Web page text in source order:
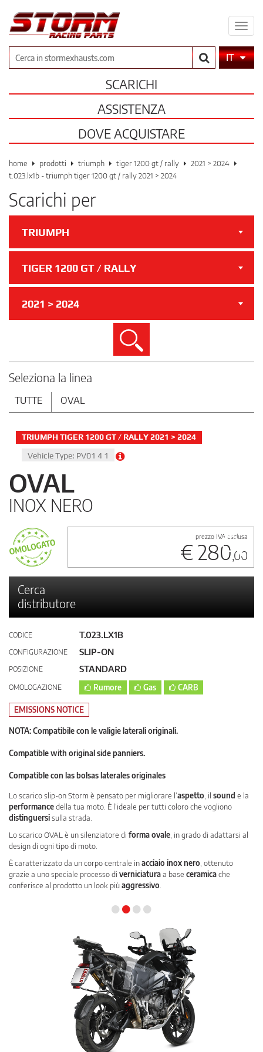
il
CercaIT
SCARICHI
ASSISTENZA
DOVE ACQUISTARE
home prodotti triumph tiger 1200 gt / rally
2021 > 2024
t.023.lx1b - triumph tiger 1200 gt / rally 2021 > 2024
Scarichi per
TRIUMPH
TIGER 1200 GT / RALLY
2021 > 2024
Cerca
Seleziona la linea
TUTTE OVAL
TRIUMPH TIGER 1200 GT / RALLY 2021 > 2024
Vehicle Type: PV01 4 1
OVAL
INOX NERO
prezzo IVA esclusa
€ 280,00
Cerca
distributore
CODICE T.023.LX1B
CONFIGURAZIONE SLIP-ON
POSIZIONE STANDARD
OMOLOGAZIONE Rumore Gas CARB
EMISSIONS NOTICE
NOTA: Compatibile con le valigie laterali originali.
Compatible with original side panniers.
Compatible con las bolsas laterales originales
Lo scarico slip-on Storm è pensato per migliorare l’aspetto , il sound e la
performancedella tua moto. È l’ideale per tutti coloro che vogliono
distinguersisulla strada.
Lo scarico OVAL è un silenziatore di forma ovale , in grado di adattarsi al
design di ogni tipo di moto.
È caratterizzato da un corpo centrale inacciaio inox nero , ottenuto
grazie a uno speciale processo di verniciaturaa base ceramicache
conferisce al prodotto un look piùaggressivo
••••